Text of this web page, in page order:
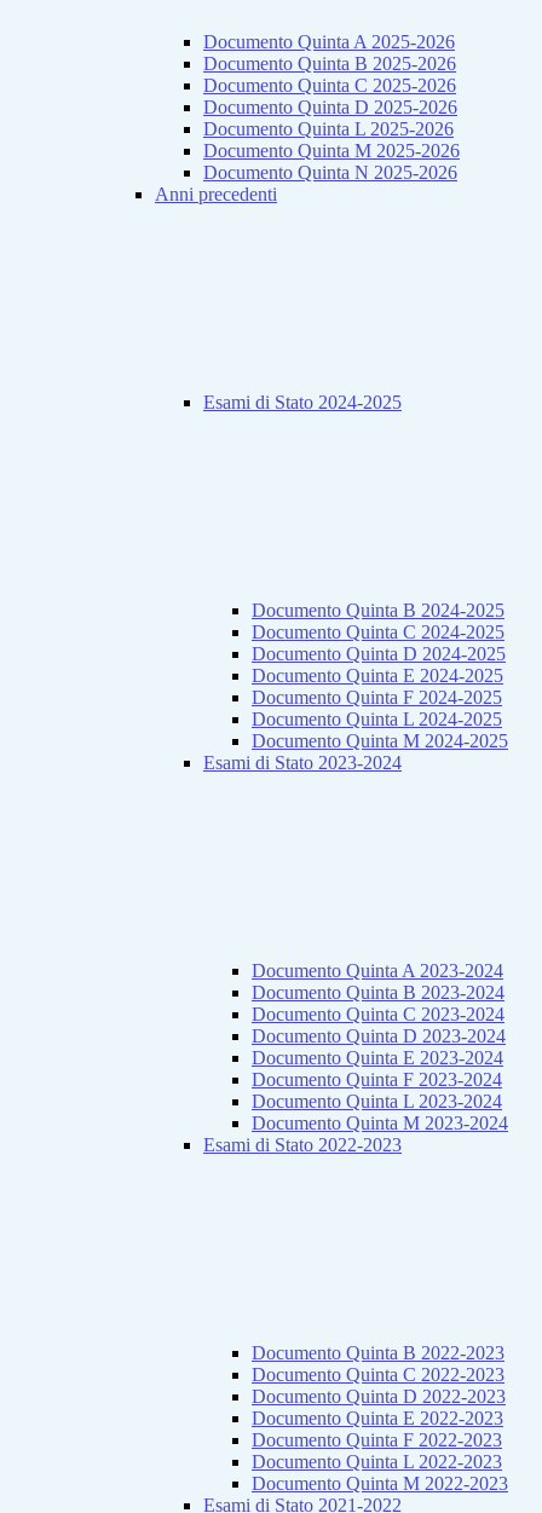
Documento Quinta A 2025-2026
Documento Quinta B 2025-2026
Documento Quinta C 2025-2026
Documento Quinta D 2025-2026
Documento Quinta L 2025-2026
Documento Quinta M 2025-2026
Documento Quinta N 2025-2026
Anni precedenti
Esami di Stato 2024-2025
Documento Quinta B 2024-2025
Documento Quinta C 2024-2025
Documento Quinta D 2024-2025
Documento Quinta E 2024-2025
Documento Quinta F 2024-2025
Documento Quinta L 2024-2025
Documento Quinta M 2024-2025
Esami di Stato 2023-2024
Documento Quinta A 2023-2024
Documento Quinta B 2023-2024
Documento Quinta C 2023-2024
Documento Quinta D 2023-2024
Documento Quinta E 2023-2024
Documento Quinta F 2023-2024
Documento Quinta L 2023-2024
Documento Quinta M 2023-2024
Esami di Stato 2022-2023
Documento Quinta B 2022-2023
Documento Quinta C 2022-2023
Documento Quinta D 2022-2023
Documento Quinta E 2022-2023
Documento Quinta F 2022-2023
Documento Quinta L 2022-2023
Documento Quinta M 2022-2023
Esami di Stato 2021-2022